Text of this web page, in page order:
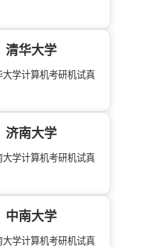
清华大学
大学计算机考研机试真
济南大学
大学计算机考研机试真
中南大学
大学计算机考研机试真